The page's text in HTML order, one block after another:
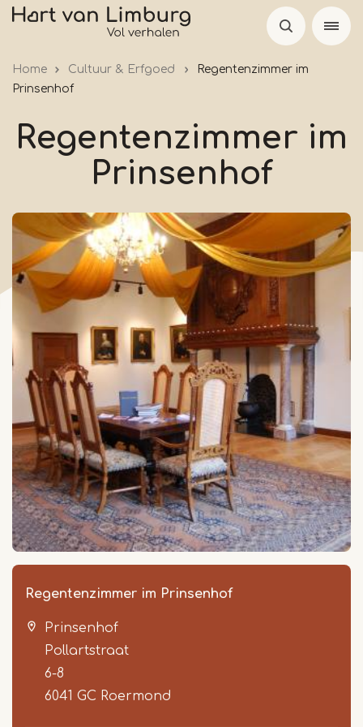
Skip
Home Cultuur & Erfgoed
Regentenzimmer im
Prinsenhof
Regentenzimmer im
Prinsenhof
Regentenzimmer im Prinsenhof
Prinsenhof
Pollartstraat
6-8
6041 GC Roermond